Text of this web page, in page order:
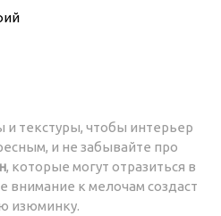
текстуры, чтобы интерьер
и не забывайте про
, которые могут отразиться в
внимание к мелочам создаст
изюминку.